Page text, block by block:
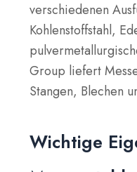
verschiedenen
Kohlenstoffstahl,
Group liefert
Stangen, Blechen
Wichtige